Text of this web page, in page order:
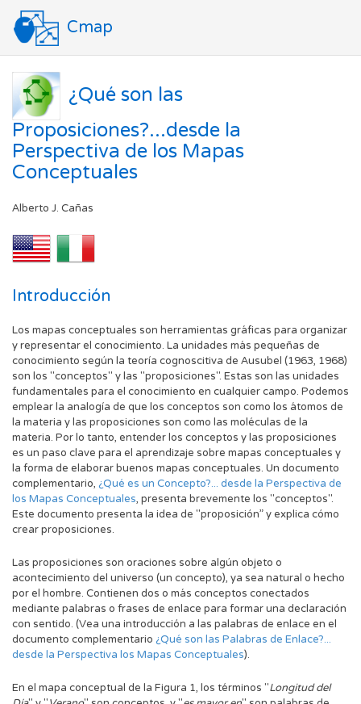
Cmap
¿Qué son las
Proposiciones?...desde la
Perspectiva de los Mapas
Conceptuales
Alberto J. Cañas
Introducción
Los mapas conceptuales son herramientas gráficas para organizar
y representar el conocimiento. La unidades más pequeñas de
conocimiento según la teoría cognoscitiva de Ausubel (1963, 1968)
son los "conceptos" y las "proposiciones". Estas son las unidades
fundamentales para el conocimiento en cualquier campo. Podemos
emplear la analogía de que los conceptos son como los átomos de
la materia y las proposiciones son como las moléculas de la
materia. Por lo tanto, entender los conceptos y las proposiciones
es un paso clave para el aprendizaje sobre mapas conceptuales y
la forma de elaborar buenos mapas conceptuales. Un documento
complementario, ¿Qué es un Concepto?... desde la Perspectiva de
los Mapas Conceptuales, presenta brevemente los "conceptos".
Este documento presenta la idea de "proposición” y explica cómo
crear proposiciones.
Las proposiciones son oraciones sobre algún objeto o
acontecimiento del universo (un concepto), ya sea natural o hecho
por el hombre. Contienen dos o más conceptos conectados
mediante palabras o frases de enlace para formar una declaración
con sentido. (Vea una introducción a las palabras de enlace en el
documento complementario ¿Qué son las Palabras de Enlace?...
desde la Perspectiva los Mapas Conceptuales).
En el mapa conceptual de la Figura 1, los términos "Longitud del